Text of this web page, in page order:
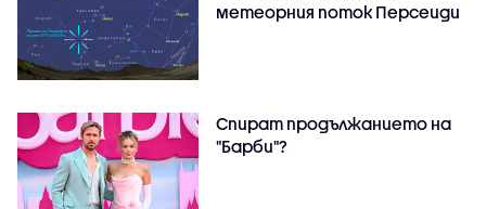
метеорния поток Персеиди
Спират продължанието на
"Барби"?